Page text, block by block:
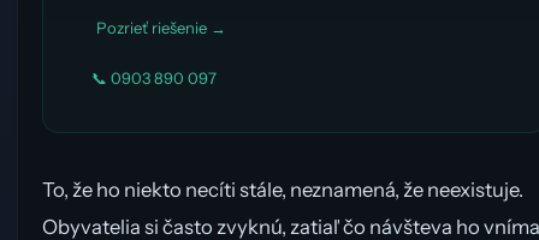
Pozrieť riešenie →
📞 0903 890 097
To, že ho niekto necíti stále, neznamená, že neexistuje.
Obyvatelia si často zvyknú, zatiaľ čo návšteva ho vníma